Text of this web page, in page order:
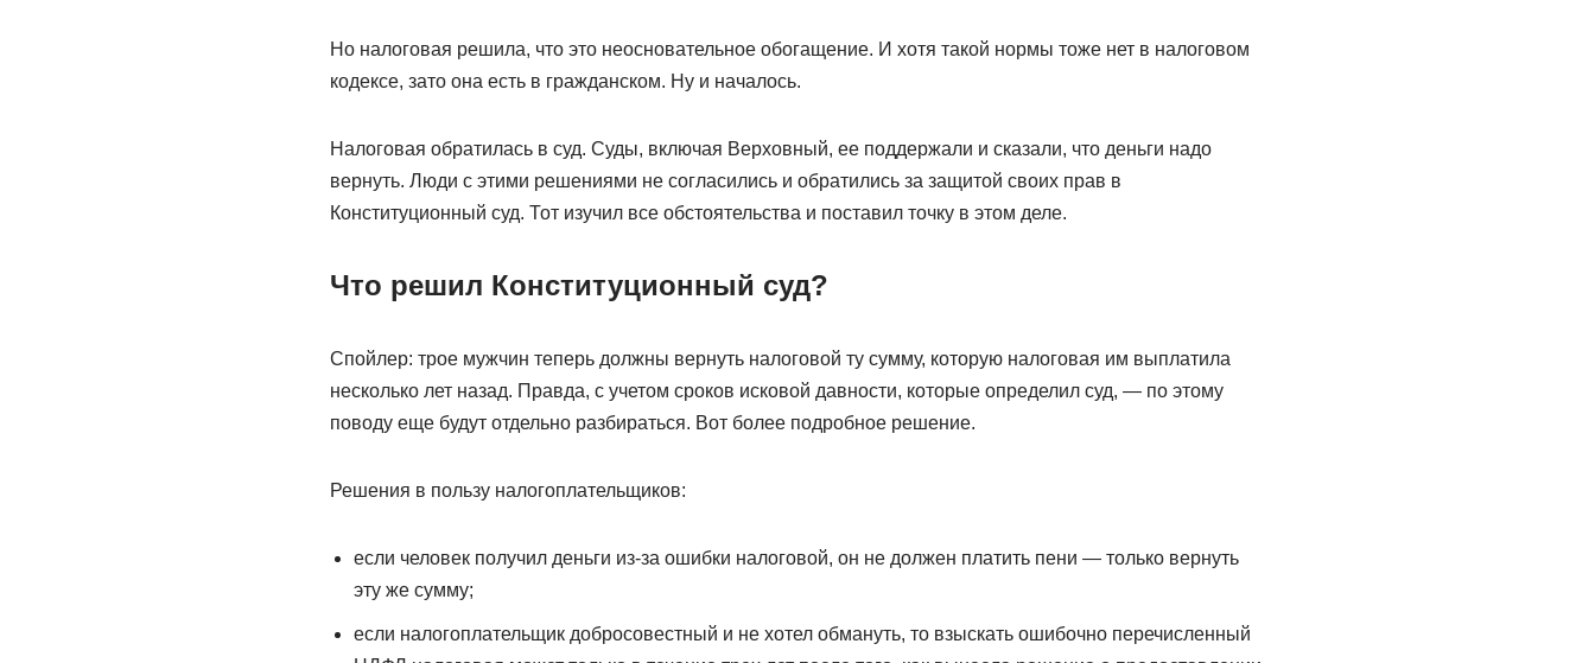
Но налоговая решила, что это неосновательное обогащение. И хотя такой нормы тоже нет в налоговом
кодексе, зато она есть в гражданском. Ну и началось.
Налоговая обратилась в суд. Суды, включая Верховный, ее поддержали и сказали, что деньги надо
вернуть. Люди с этими решениями не согласились и обратились за защитой своих прав в
Конституционный суд. Тот изучил все обстоятельства и поставил точку в этом деле.
Что решил Конституционный суд?
Спойлер: трое мужчин теперь должны вернуть налоговой ту сумму, которую налоговая им выплатила
несколько лет назад. Правда, с учетом сроков исковой давности, которые определил суд, — по этому
поводу еще будут отдельно разбираться. Вот более подробное решение.
Решения в пользу налогоплательщиков:
если человек получил деньги из-за ошибки налоговой, он не должен платить пени — только вернуть
эту же сумму;
если налогоплательщик добросовестный и не хотел обмануть, то взыскать ошибочно перечисленный